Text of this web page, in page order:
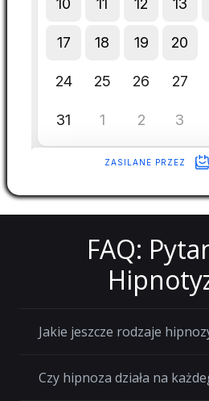
FAQ:
Jakie jeszcze rodzaje
Czy hipnoza działa na